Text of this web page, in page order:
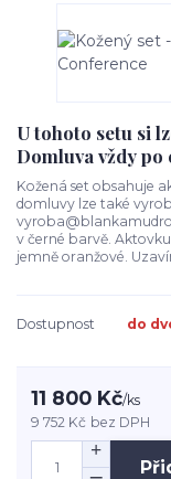
U tohoto setu si
Domluva vždy po
Kožená set obsahuje
domluvy lze také
v černé barvě.
jemně oranžové.
Dostupnost do
11 800 Kč/ks
9 752 Kč bez DPH